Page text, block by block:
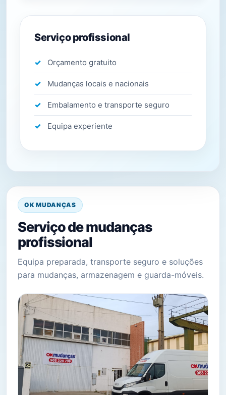
Serviço profissional
Orçamento gratuito
Mudanças locais e nacionais
Embalamento e transporte seguro
Equipa experiente
OK MUDANÇAS
Serviço de mudanças
profissional
Equipa preparada, transporte seguro e soluções
para mudanças, armazenagem e guarda-móveis.